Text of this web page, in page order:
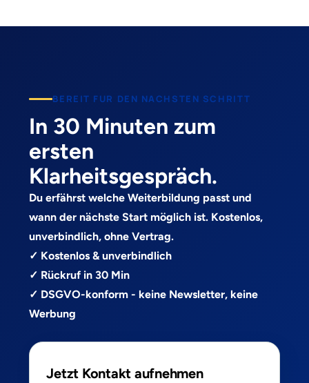
BEREIT FUR DEN NACHSTEN SCHRITT
In 30 Minuten zum
ersten
Klarheitsgespräch.
Du erfährst welche Weiterbildung passt und
wann der nächste Start möglich ist. Kostenlos,
unverbindlich, ohne Vertrag.
✓ Kostenlos & unverbindlich
✓ Rückruf in 30 Min
✓ DSGVO-konform - keine Newsletter, keine
Werbung
Jetzt Kontakt aufnehmen